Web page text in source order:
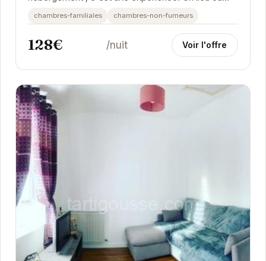
chaque détail a été pensé pour votre bien-être.
chambres-familiales chambres-non-fumeurs
128€ /nuit Voir l'offre